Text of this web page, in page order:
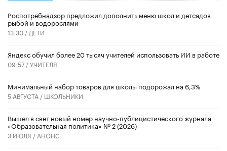
Роспотребнадзор предложил дополнить меню школ и детсадов
рыбой и водорослями
13:30 / ДЕТИ
​Яндекс обучил более 20 тысяч учителей использовать ИИ в работе
09:57 /УЧИТЕЛЯ
Минимальный набор товаров для школы подорожал на 6,3%
5 АВГУСТА / ШКОЛЬНИКИ
Вышел в свет новый номер научно-публицистического журнала
«Образовательная политика» № 2 (2026)
3 ИЮЛЯ / АНОНС